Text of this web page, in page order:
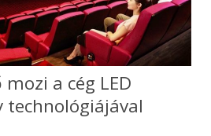
mozi a cég LED
technológiájával